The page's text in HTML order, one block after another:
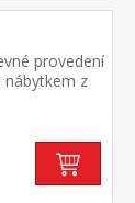
provedení
nábytkem z